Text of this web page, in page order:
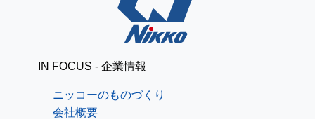
IN FOCUS - 企業情報
ニッコーのものづくり
会社概要